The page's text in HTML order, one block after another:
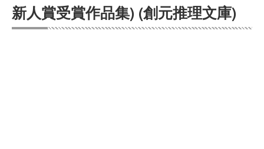
Myシェルフ
新人賞受賞作品集) (創元推理文庫)